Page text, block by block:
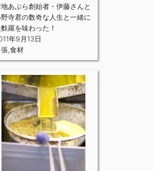
地あぶら創始者・伊藤さんと
寺君の数奇な人生と一緒に
羅を味わった！
年9月13日
,食材